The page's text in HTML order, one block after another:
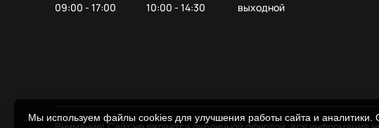
09:00 - 17:00
10:00 - 14:30
выходной
Мы используем файлы cookies для улучшения работы сайта и аналитики.